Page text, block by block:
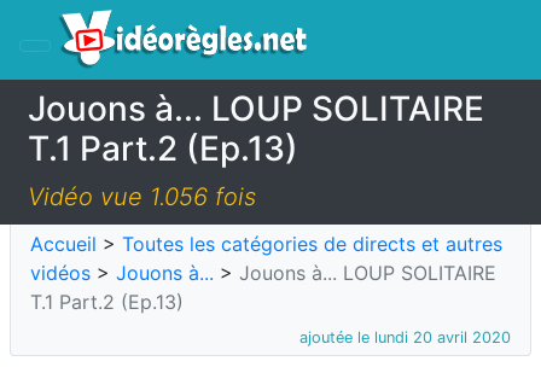
Jouons à... LOUP SOLITAIRE
T.1 Part.2 (Ep.13)
Vidéo vue 1.056 fois
Accueil > Toutes les catégories de directs et autres
vidéos > Jouons à... > Jouons à... LOUP SOLITAIRE
T.1 Part.2 (Ep.13)
ajoutée le lundi 20 avril 2020